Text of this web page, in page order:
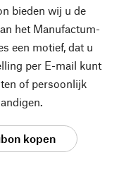
bieden wij u de
het Manufactum-
een motief, dat u
per E-mail kunt
of persoonlijk
kopen